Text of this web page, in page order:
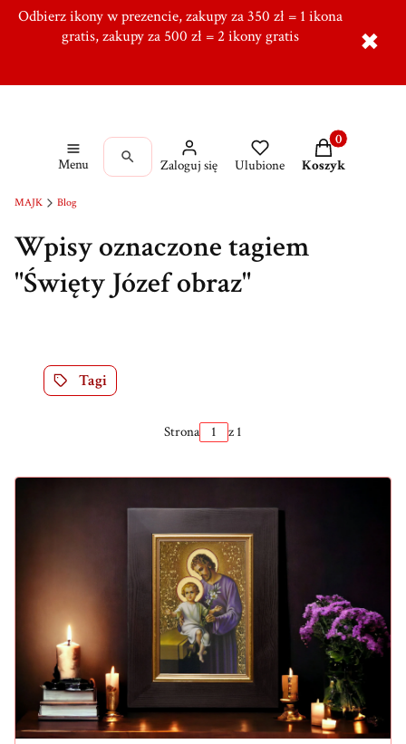
Odbierz ikony w prezencie, zakupy za 350 zł = 1 ikona
gratis, zakupy za 500 zł = 2 ikony gratis
Tworzymy od ponad 10 lat w Ręcznie, Ponad 5000
zadowolonych klientów,Dołącz do naszej grupy! ✖
Menu Zaloguj się Ulubione
Produkty w
Koszyk
MAJK Blog
Wpisy oznaczone tagiem
"Święty Józef obraz"
Tagi
Strona z 1